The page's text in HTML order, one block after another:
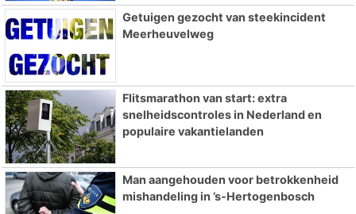
Getuigen gezocht van steekincident
Meerheuvelweg
Flitsmarathon van start: extra
snelheidscontroles in Nederland en
populaire vakantielanden
Man aangehouden voor betrokkenheid
mishandeling in ’s-Hertogenbosch